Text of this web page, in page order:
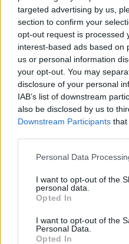
targeted advertising by us,
section to confirm your
opt-out request is processed
interest-based ads based on
us or personal information
your opt-out. You may
disclosure of your personal
IAB’s list of downstream
also be disclosed by us to
Downstream Participants that
Please note that this
not limited to your visit or
grant or deny consent to
use your data for below
consent section.
Personal Data
I want to opt-out of the
personal data.
Opted In
I want to opt-out of the
Personal Data.
Opted In
LEGFRISSEBB
Országos
a Gál